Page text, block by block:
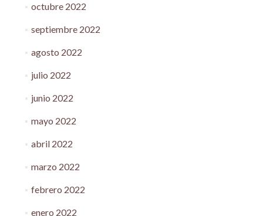
octubre 2022
septiembre 2022
agosto 2022
julio 2022
junio 2022
mayo 2022
abril 2022
marzo 2022
febrero 2022
enero 2022